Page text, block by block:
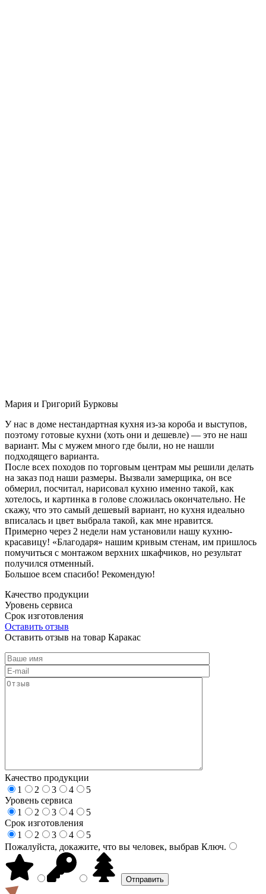
Мария и Григорий Бурковы
У нас в доме нестандартная кухня из-за короба и выступов,
поэтому готовые кухни (хоть они и дешевле) — это не наш
вариант. Мы с мужем много где были, но не нашли
подходящего варианта.
После всех походов по торговым центрам мы решили делать
на заказ под наши размеры. Вызвали замерщика, он все
обмерил, посчитал, нарисовал кухню именно такой, как
хотелось, и картинка в голове сложилась окончательно. Не
скажу, что это самый дешевый вариант, но кухня идеально
вписалась и цвет выбрала такой, как мне нравится.
Примерно через 2 недели нам установили нашу кухню-
красавицу! «Благодаря» нашим кривым стенам, им пришлось
помучиться с монтажом верхних шкафчиков, но результат
получился отменный.
Большое всем спасибо! Рекомендую!
Качество продукции
Уровень сервиса
Срок изготовления
Оставить отзыв
Оставить отзыв на товар Каракас
Качество продукции
1
2 3 4
5
Уровень сервиса
1
2 3 4
5
Срок изготовления
1
2 3 4
5
Пожалуйста, докажите, что вы человек, выбрав Ключ.